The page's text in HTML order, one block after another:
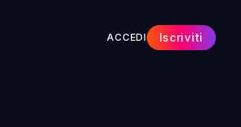
ACCEDI Iscriviti